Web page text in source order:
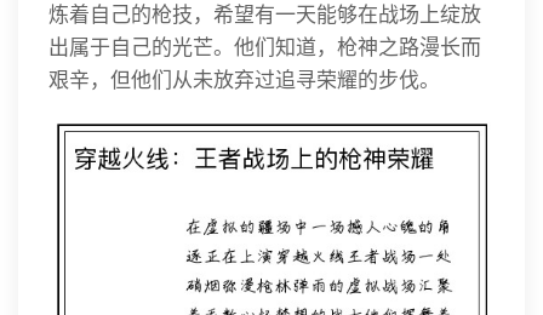
炼着自己的枪技，希望有一天能够在战场上绽放
出属于自己的光芒。他们知道，枪神之路漫长而
艰辛，但他们从未放弃过追寻荣耀的步伐。